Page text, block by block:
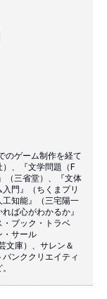
のゲーム制作を経て
、『文学問題（F
（三省堂）、『文体
門』（ちくまプリ
知能』（三宅陽一
ば心がわかるか』
・ブック・トラベ
・サール
文庫）、サレン＆
ンククリエイティ